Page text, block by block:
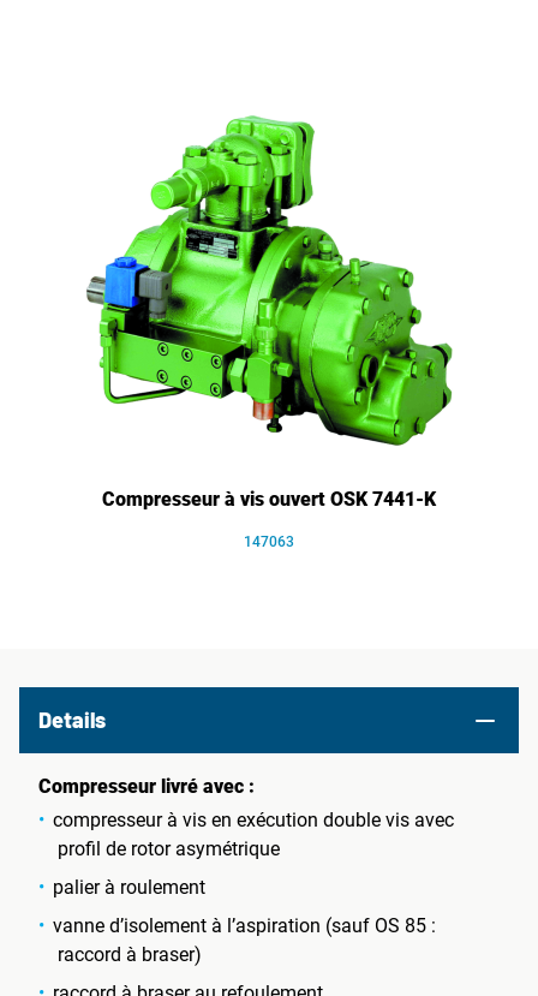
Compresseur à vis ouvert OSK 7441-K
147063
Details
Compresseur livré avec :
compresseur à vis en exécution double vis avec
profil de rotor asymétrique
palier à roulement
vanne d’isolement à l’aspiration (sauf OS 85 :
raccord à braser)